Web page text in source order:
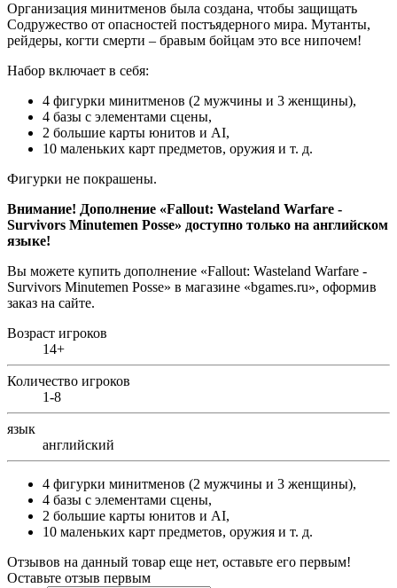
Организация минитменов была создана, чтобы защищать
Содружество от опасностей постъядерного мира. Мутанты,
рейдеры, когти смерти – бравым бойцам это все нипочем!
Набор включает в себя:
4 фигурки минитменов (2 мужчины и 3 женщины),
4 базы с элементами сцены,
2 большие карты юнитов и AI,
10 маленьких карт предметов, оружия и т. д.
Фигурки не покрашены.
Внимание! Дополнение «Fallout: Wasteland Warfare -
Survivors Minutemen Posse» доступно только на английском
языке!
Вы можете купить дополнение «Fallout: Wasteland Warfare -
Survivors Minutemen Posse» в магазине «bgames.ru», оформив
заказ на сайте.
Возраст игроков
14+
Количество игроков
1-8
язык
английский
4 фигурки минитменов (2 мужчины и 3 женщины),
4 базы с элементами сцены,
2 большие карты юнитов и AI,
10 маленьких карт предметов, оружия и т. д.
Отзывов на данный товар еще нет, оставьте его первым!
Оставьте отзыв первым